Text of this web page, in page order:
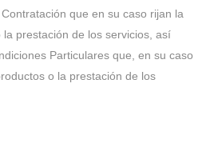
que en su caso rijan la
prestación de los servicios, así
Particulares que, en su caso
o la prestación de los